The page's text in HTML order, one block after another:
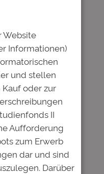
des
die
der
der
2026 und
2027 ohne
→
Website
Informationen)
und stellen
oder zur
II
Aufforderung
zum Erwerb
dar und sind
Darüber